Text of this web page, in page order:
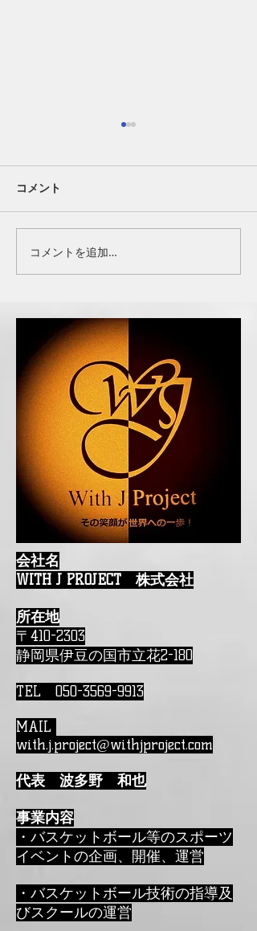
OFFICIAL PARTNER
コメント
コメントを追加…
会社名
WITH J PROJECT 株式会社
所在地
〒410-2303
静岡県伊豆の国市立花2-180
TEL 050-3569-9913
MAIL
with.j.project@withjproject.com
代表 波多野 和也
事業内容
・バスケットボール等のスポーツ
イベントの企画、開催、運営
・バスケットボール技術の指導及
びスクールの運営